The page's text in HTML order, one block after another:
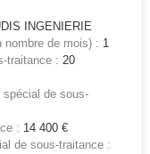
INGENIERIE
nombre de mois) : 1
traitance : 20
spécial de sous-
: 14 400 €
de sous-traitance :